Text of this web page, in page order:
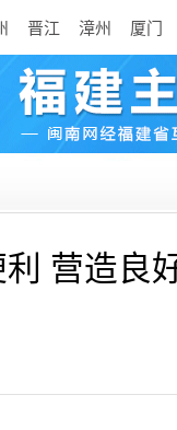
晋江 漳州 厦门
营造良